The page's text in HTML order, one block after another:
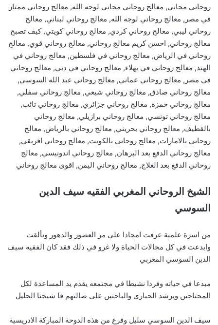
روحاني مجاني, معالج روحاني مجاني لوجه الله, معالج روحاني ممتاز
في مصر, معالج روحاني لوجه الله, معالج روحاني لبناني, معالج
روحاني ليبي, معالج روحاني كردي, معالج روحاني كويتي, كيف تصبح
معالج روحاني, احسن كريم معالج روحاني, معالج روحاني قوي, معالج
روحاني في الرياض, معالج روحاني في فلسطين, معالج روحاني في
الهند, معالج روحاني في بهلاء, معالج روحاني في دبي, معالج روحاني
في مصر, معالج روحاني عماني, معالج روحاني عبد الله السوسي,
معالج روحاني صادق, معالج روحاني شيعي, معالج روحاني سفلي,
معالج روحاني حمزة, معالج روحاني جزائري, معالج روحاني تائب,
معالج روحاني تونسي, معالج روحاني برازيلي, معالج روحاني
بالقطيف, معالج روحاني بحريني, معالج روحاني بالرياض, معالج
روحاني بالامارات, معالج روحاني بالكويت, معالج روحاني افريقي,
معالج روحاني الدفع بعد البرهان, معالج روحاني اندونيسي, معالج
روحاني الدفع بعد العلاج, معالج روحاني اليمن, اقوى معالج روحاني
الشيخ الروحاني المغربي الفقيه سيف الدين
السوسي
من اسرة علمية عرفت امجادا على مر العصور والدهور وتألقت
وابدعت في كل مجالات الحياة ولا غرو في ذلك فقد كان الفقيه سيف
الدين السوسي المغربي
مبدعا في حياته وفردا نشيطا في مجتمعه يقدم يد المساعدة لكل
المحتاجين ويرشد الحيارى والباحثين على ضالتهم فا شيخنا الجليل
سيف الدين السوسي سليل وفرع من هذه الدوحة المباركة الادريسية